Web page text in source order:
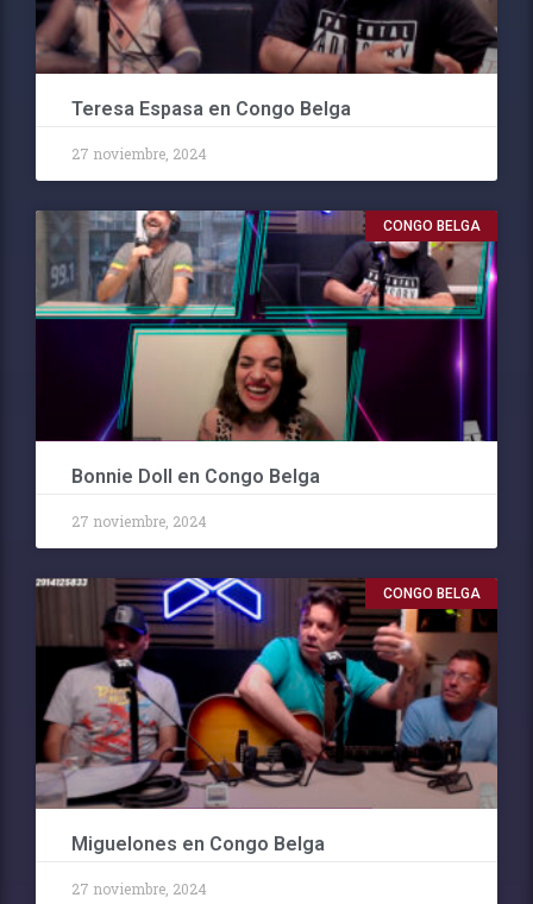
Teresa Espasa en Congo Belga
27 noviembre, 2024
CONGO BELGA
Bonnie Doll en Congo Belga
27 noviembre, 2024
CONGO BELGA
Miguelones en Congo Belga
27 noviembre, 2024